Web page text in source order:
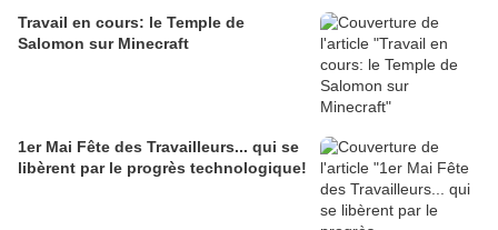
Travail en cours: le Temple de
Salomon sur Minecraft
1er Mai Fête des Travailleurs... qui se
libèrent par le progrès technologique!